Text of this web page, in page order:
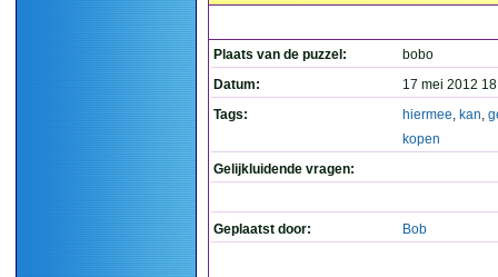
Plaats van de puzzel:
bobo
Datum:
17 mei 2012
Tags:
hiermee, kan,
kopen
Gelijkluidende vragen:
Geplaatst door: Bob